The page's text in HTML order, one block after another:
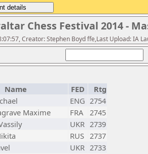
Chess Festival 2014 -
Creator: Stephen Boyd ffe,Last Upload: IA
Name FED
Rtg
ENG 2754
Maxime FRA
2745
UKR 2739
RUS 2737
UKR 2733